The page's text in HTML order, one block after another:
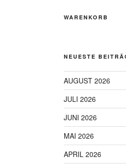
WARENKORB
NEUESTE
AUGUST 2026
JULI 2026
JUNI 2026
MAI 2026
APRIL 2026